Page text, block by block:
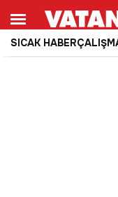
SICAK HABER